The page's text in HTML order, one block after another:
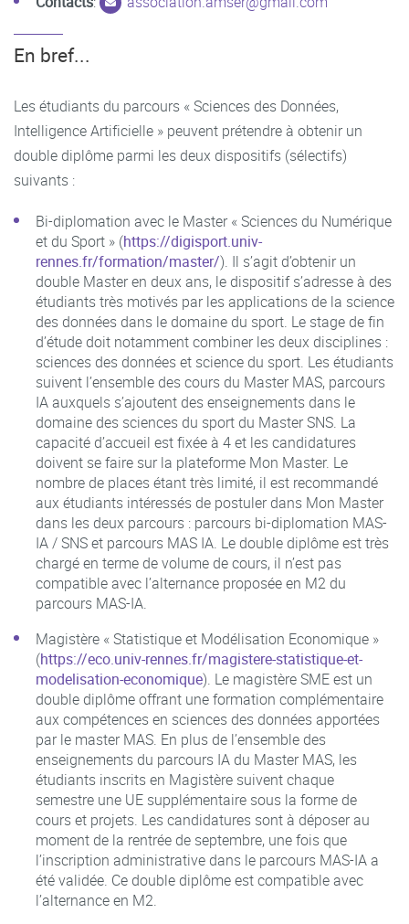
En bref...
Les étudiants du parcours « Sciences des Données,
Intelligence Artificielle » peuvent prétendre à obtenir un
double diplôme parmi les deux dispositifs (sélectifs)
suivants :
Bi-diplomation avec le Master « Sciences du Numérique
et du Sport » (https://digisport.univ-
rennes.fr/formation/master/). Il s’agit d’obtenir un
double Master en deux ans, le dispositif s’adresse à des
étudiants très motivés par les applications de la science
des données dans le domaine du sport. Le stage de fin
d’étude doit notamment combiner les deux disciplines :
sciences des données et science du sport. Les étudiants
suivent l’ensemble des cours du Master MAS, parcours
IA auxquels s’ajoutent des enseignements dans le
domaine des sciences du sport du Master SNS. La
capacité d’accueil est fixée à 4 et les candidatures
doivent se faire sur la plateforme Mon Master. Le
nombre de places étant très limité, il est recommandé
aux étudiants intéressés de postuler dans Mon Master
dans les deux parcours : parcours bi-diplomation MAS-
IA / SNS et parcours MAS IA. Le double diplôme est très
chargé en terme de volume de cours, il n’est pas
compatible avec l’alternance proposée en M2 du
parcours MAS-IA.
Magistère « Statistique et Modélisation Economique »
(https://eco.univ-rennes.fr/magistere-statistique-et-
modelisation-economique). Le magistère SME est un
double diplôme offrant une formation complémentaire
aux compétences en sciences des données apportées
par le master MAS. En plus de l’ensemble des
enseignements du parcours IA du Master MAS, les
étudiants inscrits en Magistère suivent chaque
semestre une UE supplémentaire sous la forme de
cours et projets. Les candidatures sont à déposer au
moment de la rentrée de septembre, une fois que
l’inscription administrative dans le parcours MAS-IA a
été validée. Ce double diplôme est compatible avec
l’alternance en M2.